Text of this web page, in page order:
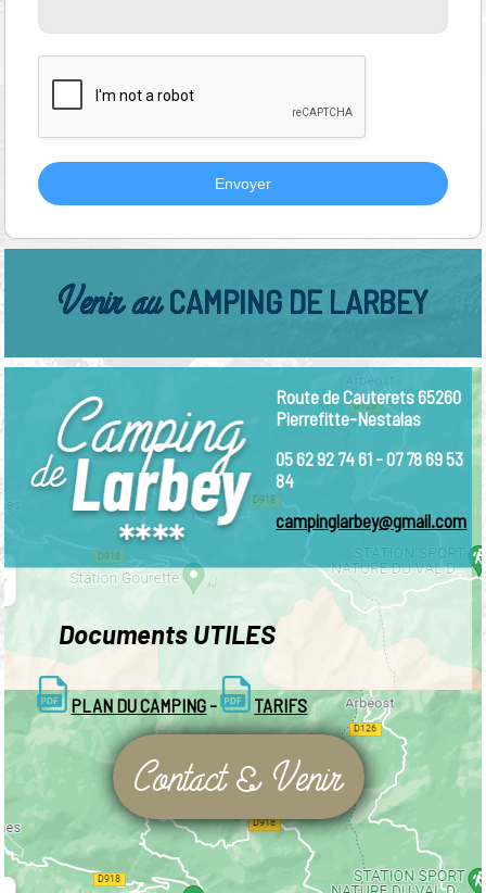
Envoyer
Venir auCAMPING DE LARBEY
Route de Cauterets 65260
Pierrefitte-Nestalas
05 62 92 74 61 - 07 78 69 53
84
campinglarbey@gmail.com
Documents UTILES
PLAN DU CAMPING - TARIFS
Contact & Venir